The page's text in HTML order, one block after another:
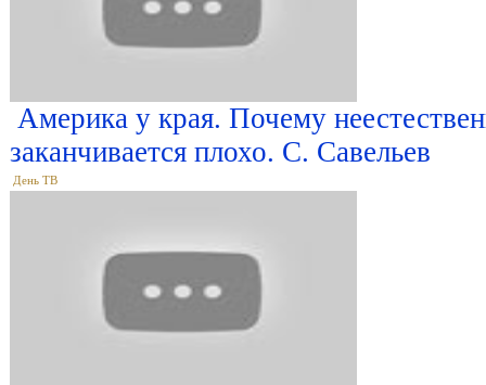
Америка у края. Почему
заканчивается плохо. С. Савельев
День ТВ